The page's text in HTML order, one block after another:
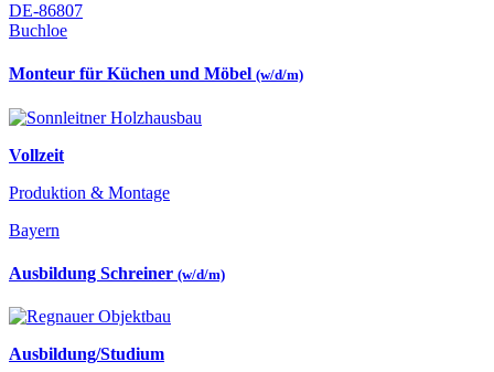
DE-86807
Buchloe
Monteur für Küchen und Möbel (w/d/m)
Vollzeit
Produktion & Montage
Bayern
Ausbildung Schreiner (w/d/m)
Ausbildung/Studium